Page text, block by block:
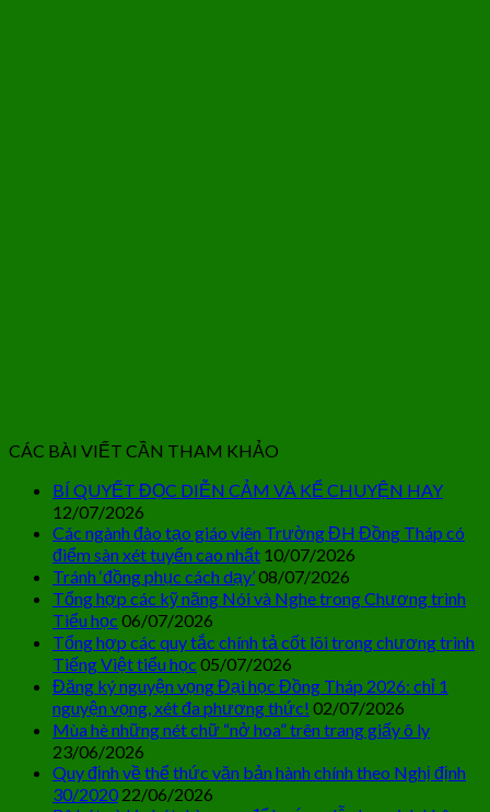
CÁC BÀI VIẾT CẦN THAM KHẢO
BÍ QUYẾT ĐỌC DIỄN CẢM VÀ KỂ CHUYỆN HAY
12/07/2026
Các ngành đào tạo giáo viên Trường ĐH Đồng Tháp có
điểm sàn xét tuyển cao nhất 10/07/2026
Tránh ‘đồng phục cách dạy’08/07/2026
Tổng hợp các kỹ năng Nói và Nghe trong Chương trình
Tiểu học 06/07/2026
Tổng hợp các quy tắc chính tả cốt lõi trong chương trình
Tiếng Việt tiểu học 05/07/2026
Đăng ký nguyện vọng Đại học Đồng Tháp 2026: chỉ 1
nguyện vọng, xét đa phương thức! 02/07/2026
Mùa hè những nét chữ “nở hoa” trên trang giấy ô ly
23/06/2026
Quy định về thể thức văn bản hành chính theo Nghị định
30/2020 22/06/2026